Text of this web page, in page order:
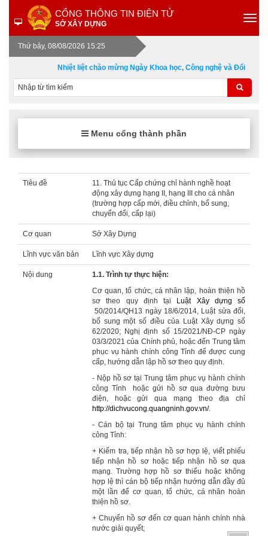
CỔNG THÔNG TIN ĐIỆN TỬ
SỞ XÂY DỰNG
Thứ bảy, 08/08/2026 15:25
Nhiệt liệt chào mừng Ngày Khoa học, Công nghệ và Đổi mới
Menu cổng thành phần
Tiêu đề
11. Thủ tục Cấp chứng chỉ hành nghề hoạt
động xây dựng hạng II, hạng III cho cá nhân
(trường hợp cấp mới, điều chỉnh, bổ sung,
chuyển đổi, cấp lại)
Cơ quan Sở Xây Dựng
Lĩnh vực văn bản Lĩnh vực Xây dựng
Nội dung 1.1. Trình tự thực hiện:
Cơ quan, tổ chức, cá nhân lập, hoàn thiện hồ
sơ theo quy định tại
Luật Xây dựng số
50/2014/QH13 ngày 18/6/2014, Luật sửa đổi,
bổ sung một số điều của Luật Xây dựng số
62/2020; Nghị định số 15/2021/NĐ-CP ngày
03/3/2021 của Chính phủ, hoặc đến Trung tâm
phục vụ hành chính công Tỉnh để được cung
cấp, hướng dẫn lập hồ sơ theo quy định.
- Nộp hồ sơ tại Trung tâm phục vụ hành chính
công Tỉnh hoặc gửi hồ sơ qua đường bưu
điện, hoặc gửi qua mạng theo địa chỉ
http://dichvucong.quangninh.gov.vn/.
- Cán bộ tại Trung tâm phục vụ hành chính
công Tỉnh:
+ Kiểm tra, tiếp nhận hồ sơ hợp lệ, viết phiếu
tiếp nhận hồ sơ hoặc tiếp nhận hồ sơ qua
mạng. Trường hợp hồ sơ thiếu hoặc không
hợp lệ thì cán bộ tiếp nhận hướng dẫn đầy đủ
một lần để cơ quan, tổ chức, cá nhân hoàn
thiện hồ sơ.
+ Chuyển hồ sơ đến cơ quan hành chính nhà
nước giải quyết;